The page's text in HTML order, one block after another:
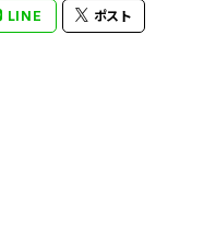
LINE ポスト